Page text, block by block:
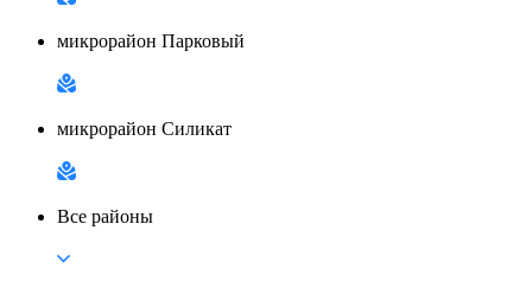
микрорайон Парковый
микрорайон Силикат
Все районы